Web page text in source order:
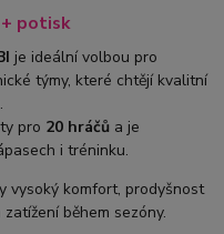
+ potisk
je ideální volbou pro
týmy, které chtějí kvalitní
pro 20 hráčů a je
i tréninku.
vysoký komfort, prodyšnost
během sezóny.